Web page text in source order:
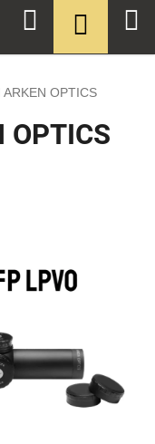
ARKEN OPTICS
OPTICS